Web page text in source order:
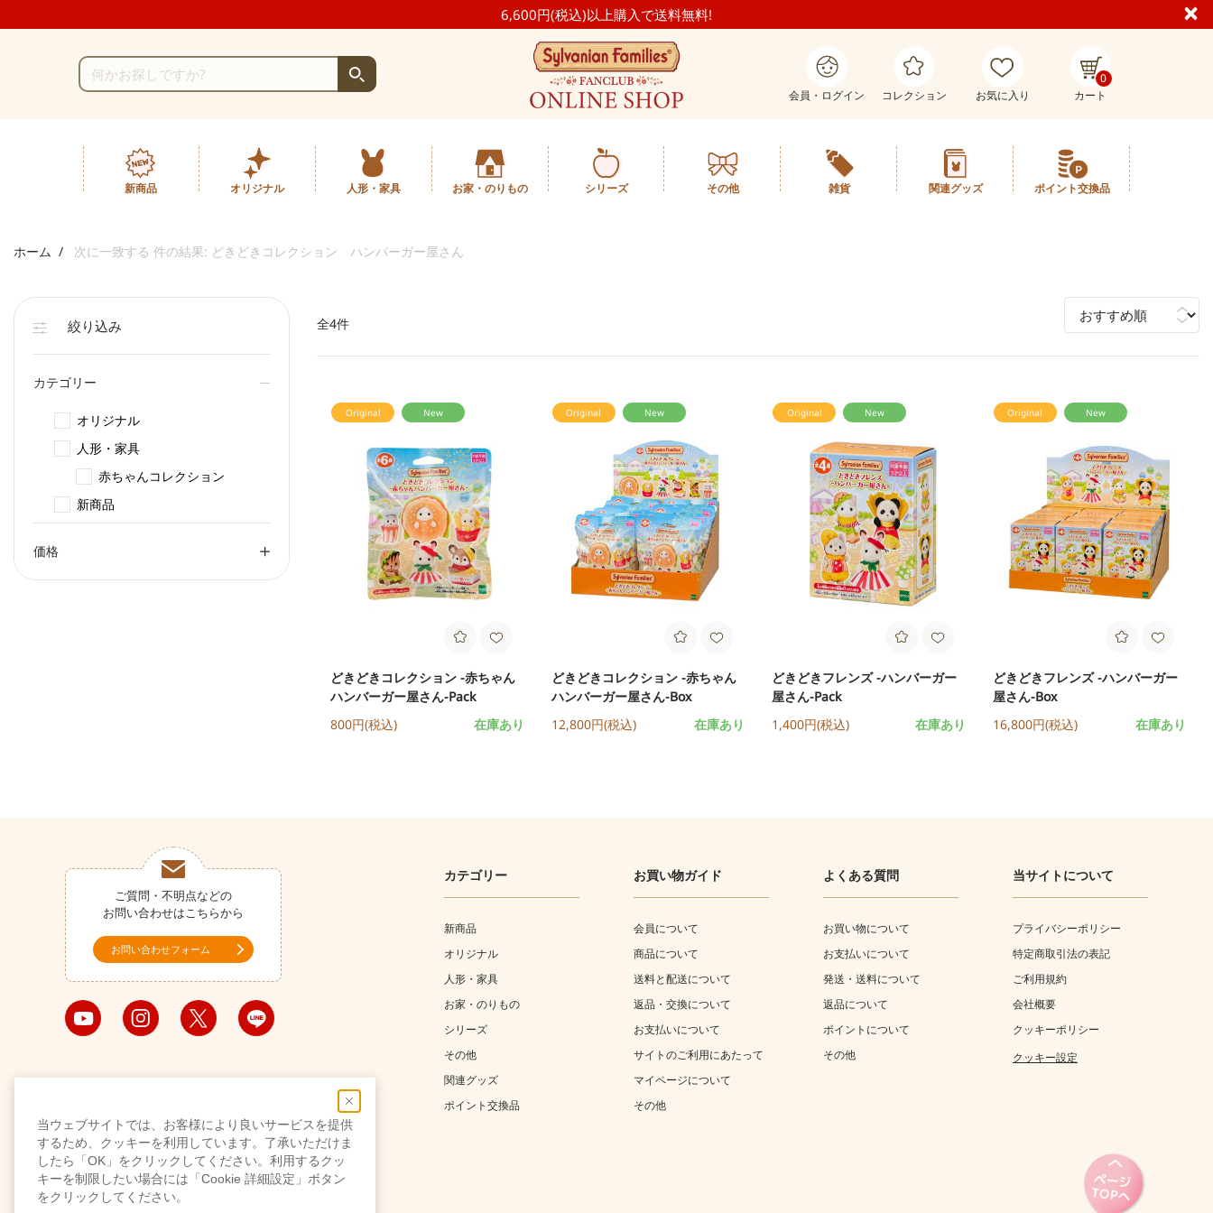
6,600円(税込)以上購入で送料無料!
会員・ログイン コレクション お気に入り
0
カート
新商品 オリジナル 人形・家具 お家・のりもの シリーズ その他 雑貨 関連グッズ ポイント交換品
ホーム 次に一致する 件の結果: どきどきコレクション ハンバーガー屋さん
全4件
絞り込み
カテゴリー
オリジナル
カテゴリーで絞り込み: オリジナル
人形・家具
赤ちゃんコレクション
カテゴリーで絞り込み: 赤ちゃんコレクション
新商品
カテゴリーで絞り込み: 新商品
価格
Original New
どきどきコレクション -赤ちゃん
ハンバーガー屋さん-Pack
800円(税込)
在庫あり
Original New
どきどきコレクション -赤ちゃん
ハンバーガー屋さん-Box
12,800円(税込)
在庫あり
Original New
どきどきフレンズ -ハンバーガー
屋さん-Pack
1,400円(税込)
在庫あり
Original New
どきどきフレンズ -ハンバーガー
屋さん-Box
16,800円(税込)
在庫あり
ご質問・不明点などの
お問い合わせはこちらから
お問い合わせフォーム
カテゴリー
新商品
オリジナル
人形・家具
お家・のりもの
シリーズ
その他
関連グッズ
ポイント交換品
お買い物ガイド
会員について
商品について
送料と配送について
返品・交換について
お支払いについて
サイトのご利用にあたって
マイページについて
その他
よくある質問
お買い物について
お支払いについて
発送・送料について
返品について
ポイントについて
その他
当サイトについて
プライバシーポリシー
特定商取引法の表記
ご利用規約
会社概要
クッキーポリシー
クッキー設定
当ウェブサイトでは、お客様により良いサービスを提供
するため、クッキーを利用しています。了承いただけま
したら「OK」をクリックしてください。利用するクッ
キーを制限したい場合には「Cookie 詳細設定」ボタン
をクリックしてください。